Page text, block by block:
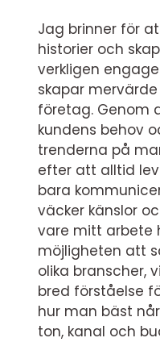
Jag brinner för
historier och
verkligen
skapar
företag. Genom
kundens behov
trenderna på
efter att alltid
bara
väcker känslor
vare mitt arbete
möjligheten att
olika branscher,
bred förståelse
hur man bäst
ton, kanal och